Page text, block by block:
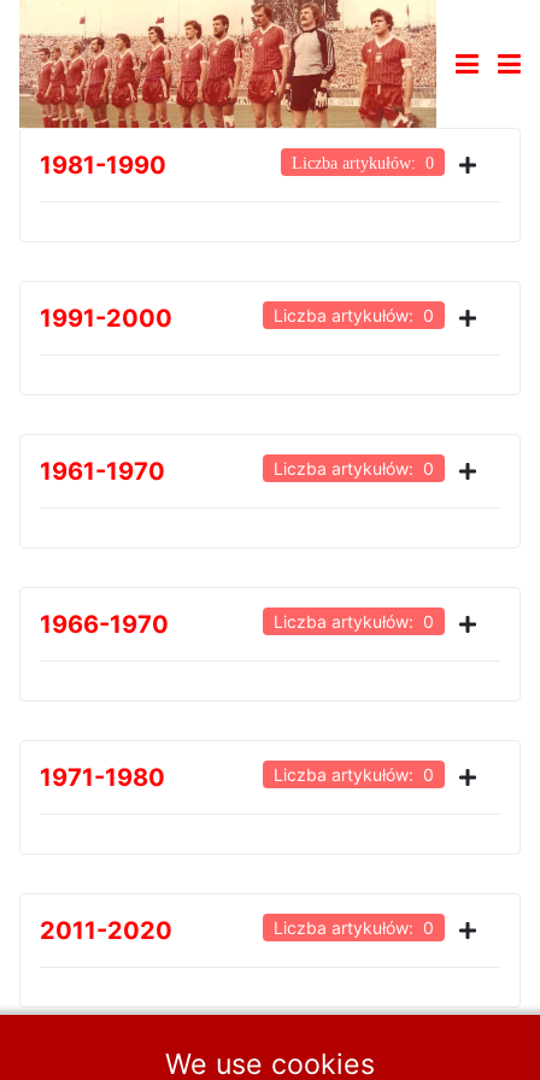
1981-1990 Liczba artykułów: 0
1991-2000 Liczba artykułów: 0
1961-1970 Liczba artykułów: 0
1966-1970 Liczba artykułów: 0
1971-1980 Liczba artykułów: 0
2011-2020 Liczba artykułów: 0
We use cookies